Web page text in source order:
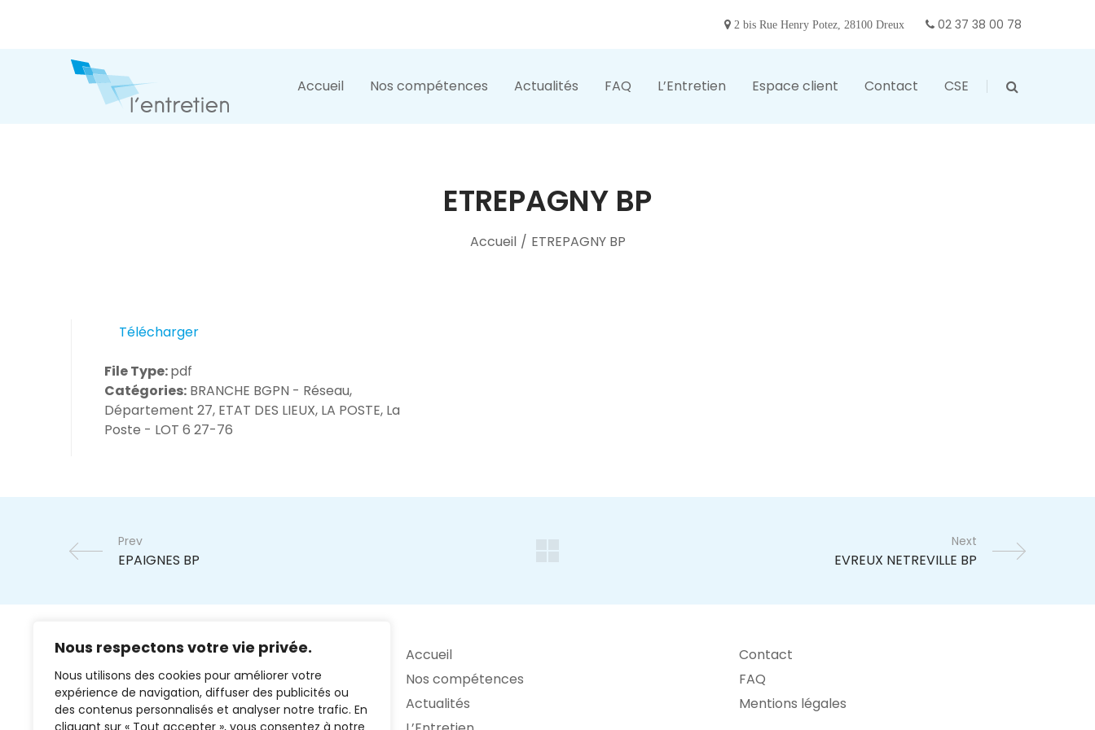
Nous respectons votre vie privée.
Nous utilisons des cookies pour améliorer votre
expérience de navigation, diffuser des publicités ou
des contenus personnalisés et analyser notre trafic. En
cliquant sur « Tout accepter », vous consentez à notre
2 bis Rue Henry Potez, 28100 Dreux 02 37 38 00 78
Accueil Nos compétences Actualités FAQ L’Entretien Espace client Contact CSE
ETREPAGNY BP
Accueil / ETREPAGNY BP
Télécharger
File Type:pdf
Catégories: BRANCHE BGPN - Réseau,
Département 27, ETAT DES LIEUX, LA POSTE, La
Poste - LOT 6 27-76
Prev Next
Accueil
Nos compétences
Actualités
Contact
FAQ
Mentions légales